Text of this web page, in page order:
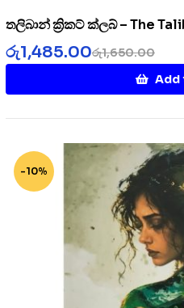
තලිබාන් ක්‍රිකට් ක්ලබ් – The
රු1,650.00
රු1,485.00
Add
-10%